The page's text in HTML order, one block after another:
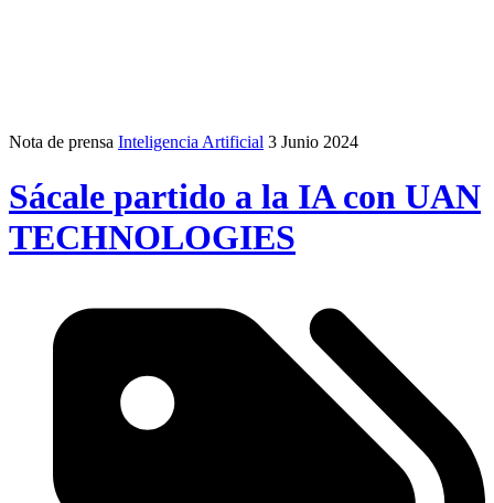
Nota de prensa Inteligencia Artificial 3 Junio 2024
Sácale partido a la IA con UAN
TECHNOLOGIES